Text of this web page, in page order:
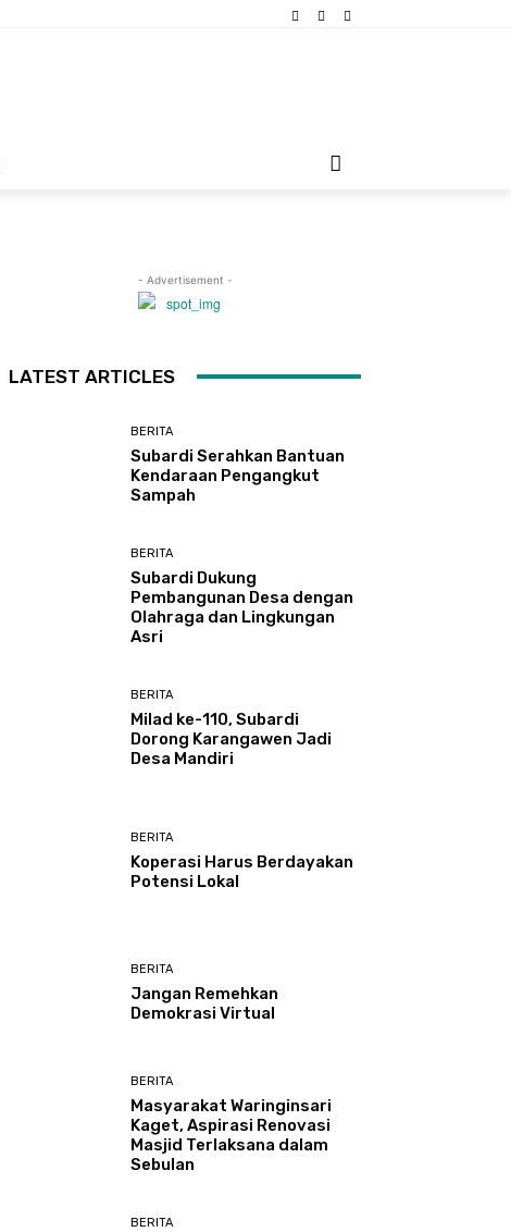
- Advertisement -
LATEST ARTICLES
BERITA
Subardi Serahkan Bantuan
Kendaraan Pengangkut
Sampah
BERITA
Subardi Dukung
Pembangunan Desa dengan
Olahraga dan Lingkungan
Asri
BERITA
Milad ke-110, Subardi
Dorong Karangawen Jadi
Desa Mandiri
BERITA
Koperasi Harus Berdayakan
Potensi Lokal
BERITA
Jangan Remehkan
Demokrasi Virtual
BERITA
Masyarakat Waringinsari
Kaget, Aspirasi Renovasi
Masjid Terlaksana dalam
Sebulan
BERITA